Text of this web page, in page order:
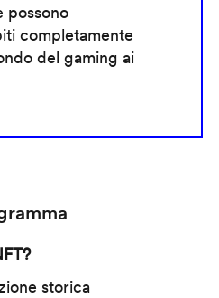
possono
completamente
del gaming ai
storica